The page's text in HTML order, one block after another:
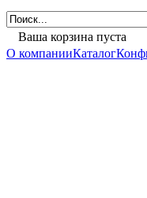
Ваша корзина пуста
О компанииКаталог